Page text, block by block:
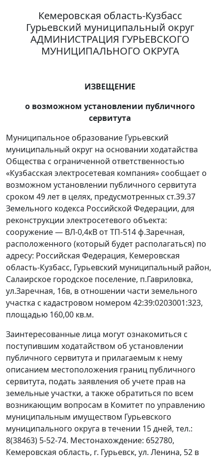
Кемеровская область-Кузбасс
Гурьевский муниципальный округ
АДМИНИСТРАЦИЯ ГУРЬЕВСКОГО
МУНИЦИПАЛЬНОГО ОКРУГА
ИЗВЕЩЕНИЕ
о возможном установлении публичного
сервитута
Муниципальное образование Гурьевский
муниципальный округ на основании ходатайства
Общества с ограниченной ответственностью
«Кузбасская электросетевая компания» сообщает о
возможном установлении публичного сервитута
сроком 49 лет в целях, предусмотренных ст.39.37
Земельного кодекса Российской Федерации, для
реконструкции электросетевого объекта:
сооружение — ВЛ-0,4кВ от ТП-514 ф.Заречная,
расположенного (который будет располагаться) по
адресу: Российская Федерация, Кемеровская
область-Кузбасс, Гурьевский муниципальный район,
Салаирское городское поселение, п.Гавриловка,
ул.Заречная, 16в, в отношении части земельного
участка с кадастровом номером 42:39:0203001:323,
площадью 160,00 кв.м.
Заинтересованные лица могут ознакомиться с
поступившим ходатайством об установлении
публичного сервитута и прилагаемым к нему
описанием местоположения границ публичного
сервитута, подать заявления об учете прав на
земельные участки, а также обратиться по всем
возникающим вопросам в Комитет по управлению
муниципальным имуществом Гурьевского
муниципального округа в течении 15 дней, тел.:
8(38463) 5-52-74. Местонахождение: 652780,
Кемеровская область, г. Гурьевск, ул. Ленина, 52 в